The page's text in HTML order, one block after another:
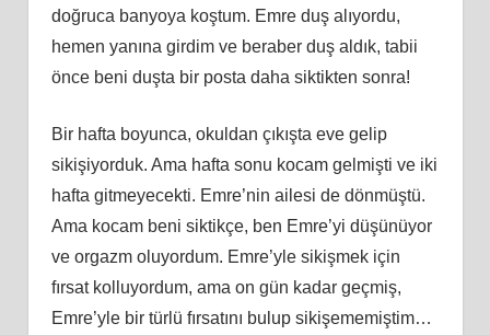
doğruca banyoya koştum. Emre duş alıyordu,
hemen yanına girdim ve beraber duş aldık, tabii
önce beni duşta bir posta daha siktikten sonra!
Bir hafta boyunca, okuldan çıkışta eve gelip
sikişiyorduk. Ama hafta sonu kocam gelmişti ve iki
hafta gitmeyecekti. Emre’nin ailesi de dönmüştü.
Ama kocam beni siktikçe, ben Emre’yi düşünüyor
ve orgazm oluyordum. Emre’yle sikişmek için
fırsat kolluyordum, ama on gün kadar geçmiş,
Emre’yle bir türlü fırsatını bulup sikişememiştim…